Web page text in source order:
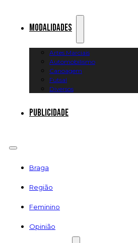
Modalidades
Artes Marciais
Automobilismo
Canoagem
Futsal
Diversos
Publicidade
Braga
Região
Feminino
Opinião